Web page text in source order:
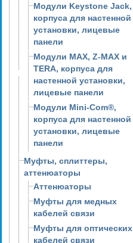
Модули Keystone Jack,
корпуса для настенной
установки, лицевые
панели
Модули MAX, Z-MAX и
TERA, корпуса для
настенной установки,
лицевые панели
Модули Mini-Com®,
корпуса для настенной
установки, лицевые
панели
Муфты, сплиттеры,
аттенюаторы
Аттенюаторы
Муфты для медных
кабелей связи
Муфты для оптических
кабелей связи